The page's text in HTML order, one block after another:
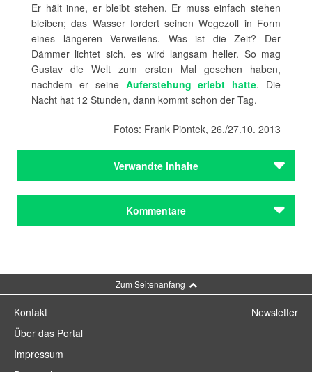
Er hält inne, er bleibt stehen. Er muss einfach stehen
bleiben; das Wasser fordert seinen Wegezoll in Form
eines längeren Verweilens. Was ist die Zeit? Der
Dämmer lichtet sich, es wird langsam heller. So mag
Gustav die Welt zum ersten Mal gesehen haben,
nachdem er seine Auferstehung erlebt hatte. Die
Nacht hat 12 Stunden, dann kommt schon der Tag.
Fotos: Frank Piontek, 26./27.10. 2013
Verwandte Inhalte
Städteporträts
Bamberg
Kommentare
Zum Seitenanfang
Kontakt
Über das Portal
Impressum
Newsletter